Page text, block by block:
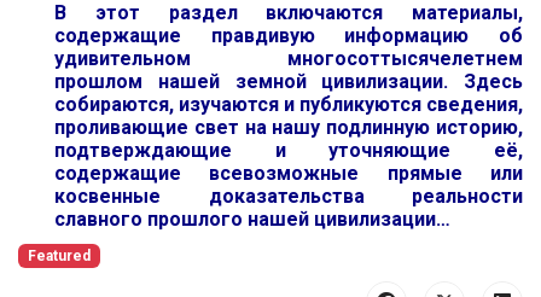
В этот раздел включаются материалы,
содержащие правдивую информацию об
удивительном многосоттысячелетнем
прошлом нашей земной цивилизации. Здесь
собираются, изучаются и публикуются сведения,
проливающие свет на нашу подлинную историю,
подтверждающие и уточняющие её,
содержащие всевозможные прямые или
косвенные доказательства реальности
славного прошлого нашей цивилизации…
Featured